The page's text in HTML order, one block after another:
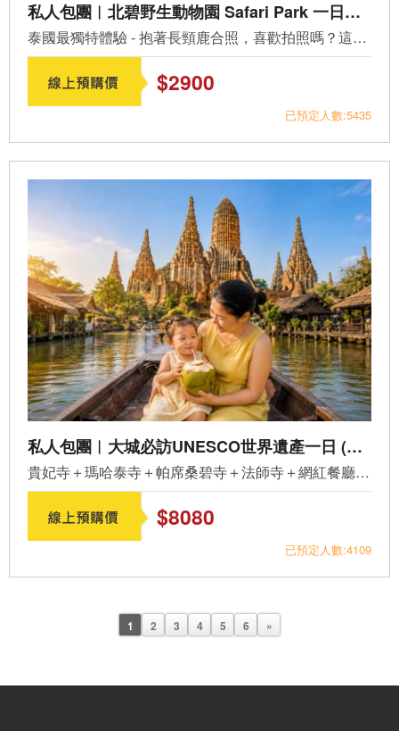
私人包團︱北碧野生動物園 Safari Park 一日遊 (PV-KB04)
​泰國最獨特體驗 - 抱著長頸鹿合照，喜歡拍照嗎？這將是最...
$2900
已預定人數:5435
私人包團︱大城必訪UNESCO世界遺產一日 (PV-C01)
貴妃寺＋瑪哈泰寺＋帕席桑碧寺＋法師寺＋網紅餐廳 &nbsp...
$8080
已預定人數:4109
1 2 3 4 5 6 »